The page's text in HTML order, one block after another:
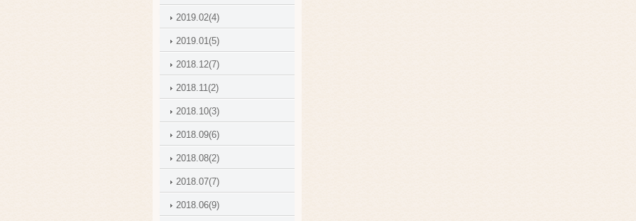
2019.02(4)
2019.01(5)
2018.12(7)
2018.11(2)
2018.10(3)
2018.09(6)
2018.08(2)
2018.07(7)
2018.06(9)